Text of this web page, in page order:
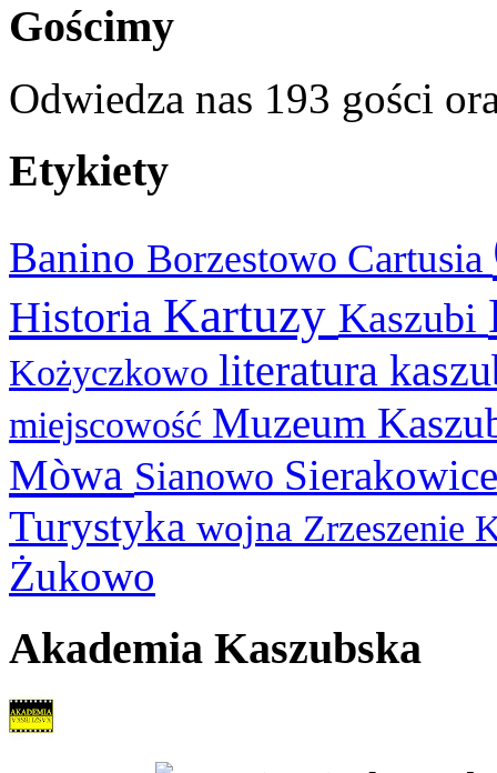
Gościmy
Odwiedza nas 193 gości
Etykiety
Banino Borzestowo Cartusia
Historia Kartuzy Kaszubi
Kożyczkowo literatura
miejscowość Muzeum
Mòwa Sianowo
Turystyka wojna Zrzeszenie
Żukowo
Akademia Kaszubska